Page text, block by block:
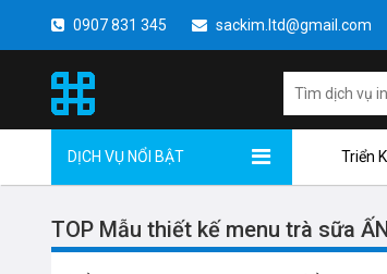
0907 831 345 sackim.ltd@gmail.com
DỊCH VỤ NỔI BẬT Triển
TOP Mẫu thiết kế menu trà sữa